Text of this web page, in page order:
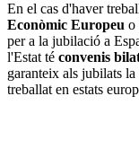
En el cas d'haver
Econòmic Europeu o
per a la jubilació a
l'Estat té convenis
garanteix als jubilats
treballat en estats